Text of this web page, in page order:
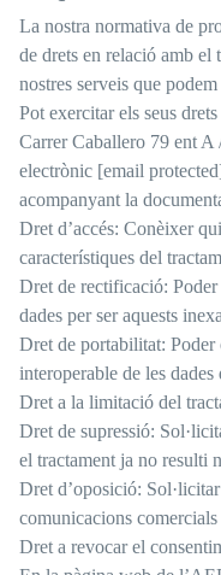
La nostra normativa de
de drets en relació amb el
nostres serveis que
Pot exercitar els seus
Carrer Caballero 79 ent
electrònic [email
acompanyant la
Dret d’accés: Conèixer
característiques del
Dret de rectificació:
dades per ser aquests
Dret de portabilitat:
interoperable de les
Dret a la limitació del
Dret de supressió:
el tractament ja no resulti
Dret d’oposició:
comunicacions comercials
Dret a revocar el